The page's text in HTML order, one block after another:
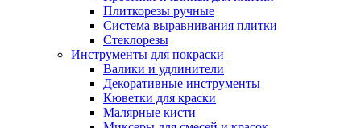
Плиткорезы ручные
Система выравнивания плитки
Стеклорезы
Инструменты для покраски
Валики и удлинители
Декоративные инструменты
Кюветки для краски
Малярные кисти